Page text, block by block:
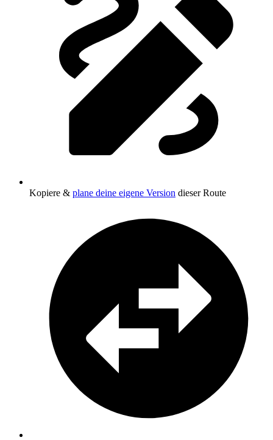
Kopiere & plane deine eigene Version dieser Route